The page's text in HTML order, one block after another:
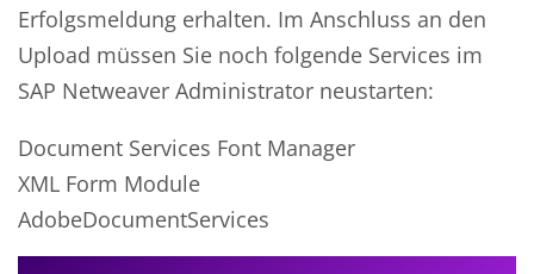
Erfolgsmeldung erhalten. Im Anschluss an den
Upload müssen Sie noch folgende Services im
SAP Netweaver Administrator neustarten:
Document Services Font Manager
XML Form Module
AdobeDocumentServices